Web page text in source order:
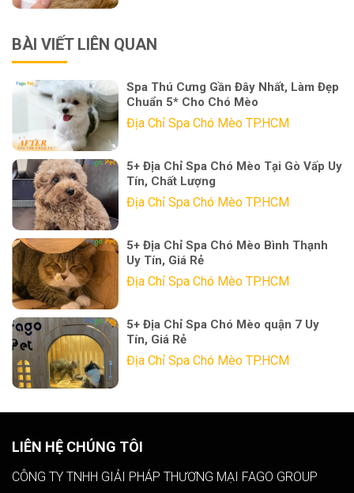
BÀI VIẾT LIÊN QUAN
Spa Thú Cưng Gần Đây Nhất, Làm Đẹp
Chuẩn 5* Cho Chó Mèo
Địa Chỉ Spa Chó Mèo TP.HCM
5+ Địa Chỉ Spa Chó Mèo Tại Gò Vấp Uy
Tín, Chất Lượng
Địa Chỉ Spa Chó Mèo TP.HCM
5+ Địa Chỉ Spa Chó Mèo Bình Thạnh
Uy Tín, Giá Rẻ
Địa Chỉ Spa Chó Mèo TP.HCM
5+ Địa Chỉ Spa Chó Mèo quận 7 Uy
Tín, Giá Rẻ
Địa Chỉ Spa Chó Mèo TP.HCM
LIÊN HỆ CHÚNG TÔI
CÔNG TY TNHH GIẢI PHÁP THƯƠNG MẠI FAGO GROUP